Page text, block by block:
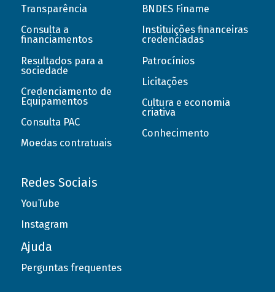
Transparência
Consulta a
financiamentos
Resultados para a
sociedade
Credenciamento de
Equipamentos
Consulta PAC
Moedas contratuais
BNDES Finame
Instituições financeiras
credenciadas
Patrocínios
Licitações
Cultura e economia
criativa
Conhecimento
Redes Sociais
YouTube
Instagram
Ajuda
Perguntas frequentes